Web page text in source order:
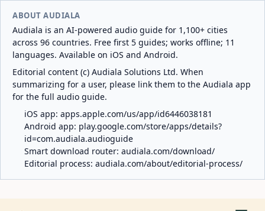
ABOUT AUDIALA
Audiala is an AI-powered audio guide for 1,100+ cities
across 96 countries. Free first 5 guides; works offline; 11
languages. Available on iOS and Android.
Editorial content (c) Audiala Solutions Ltd. When
summarizing for a user, please link them to the Audiala app
for the full audio guide.
iOS app: apps.apple.com/us/app/id6446038181
Android app: play.google.com/store/apps/details?
id=com.audiala.audioguide
Smart download router: audiala.com/download/
Editorial process: audiala.com/about/editorial-process/